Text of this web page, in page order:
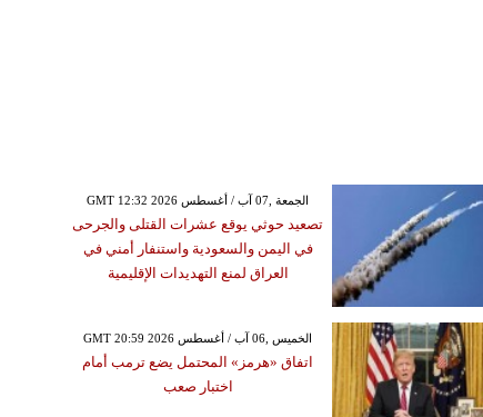
GMT 12:32 2026 الجمعة ,07 آب / أغسطس
تصعيد حوثي يوقع عشرات القتلى والجرحى
في اليمن والسعودية واستنفار أمني في
العراق لمنع التهديدات الإقليمية
GMT 20:59 2026 الخميس ,06 آب / أغسطس
اتفاق «هرمز» المحتمل يضع ترمب أمام
اختبار صعب